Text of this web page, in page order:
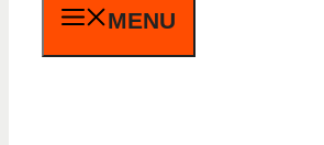
MENU